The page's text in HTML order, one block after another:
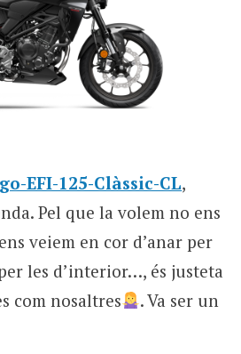
EFI-125-Clàssic-CL,
Pel que la volem no ens
veiem en cor d’anar per
les d’interior…, és justeta
com nosaltres
. Va ser un